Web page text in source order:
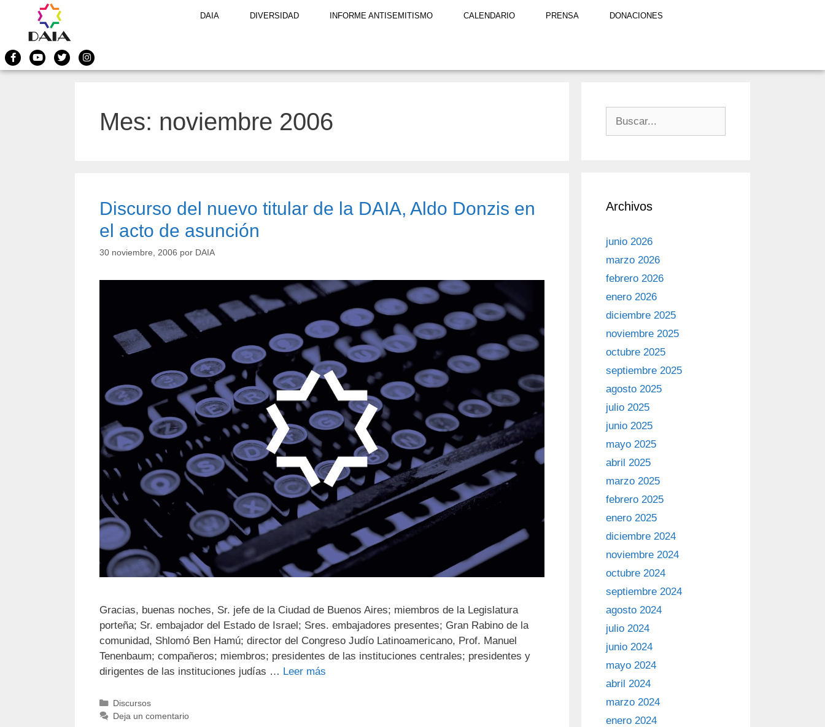
DAIA DIVERSIDAD INFORME ANTISEMITISMO CALENDARIO PRENSA DONACIONES
Mes: noviembre 2006
Discurso del nuevo titular de la DAIA, Aldo Donzis en
el acto de asunción
30 noviembre, 2006 por DAIA
Gracias, buenas noches, Sr. jefe de la Ciudad de Buenos Aires; miembros de la Legislatura
porteña; Sr. embajador del Estado de Israel; Sres. embajadores presentes; Gran Rabino de la
comunidad, Shlomó Ben Hamú; director del Congreso Judío Latinoamericano, Prof. Manuel
Tenenbaum; compañeros; miembros; presidentes de las instituciones centrales; presidentes y
dirigentes de las instituciones judías … Leer más
Discursos
Deja un comentario
Archivos
junio 2026
marzo 2026
febrero 2026
enero 2026
diciembre 2025
noviembre 2025
octubre 2025
septiembre 2025
agosto 2025
julio 2025
junio 2025
mayo 2025
abril 2025
marzo 2025
febrero 2025
enero 2025
diciembre 2024
noviembre 2024
octubre 2024
septiembre 2024
agosto 2024
julio 2024
junio 2024
mayo 2024
abril 2024
marzo 2024
enero 2024